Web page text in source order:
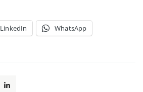
LinkedIn WhatsApp